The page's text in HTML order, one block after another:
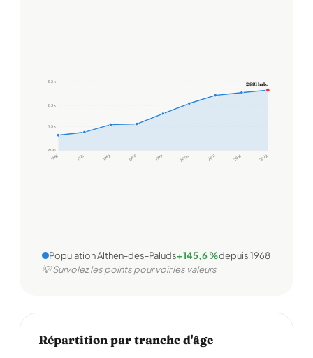
600
1,5 k
2,3 k
3,2 k
1968 1975 1982 1990 1999 2006 2011 2016 2022
2 881 hab.
Population Althen-des-Paluds+145,6 %depuis 1968
💡 Survolez les points pour voir les valeurs
Répartition par tranche d'âge